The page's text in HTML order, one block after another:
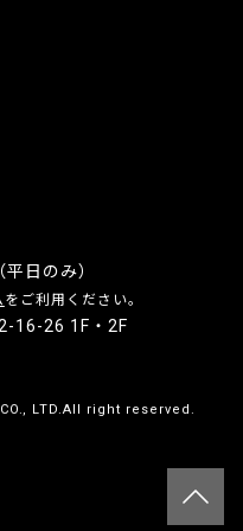
日のみ）
をご利用ください。
16-26 1F・2F
LTD.All right reserved.